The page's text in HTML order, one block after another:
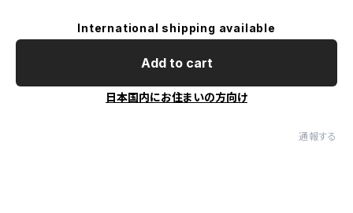
International shipping available
Add to cart
日本国内にお住まいの方向け
通報する